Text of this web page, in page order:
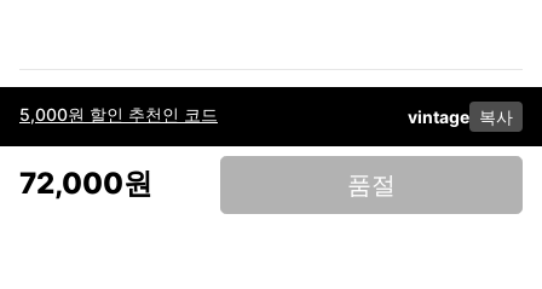
5,000원 할인 추천인 코드 vintage 복사
72,000원 품절
이용약관고객센터판매개인정보 처리방침사업자 정보다운로드